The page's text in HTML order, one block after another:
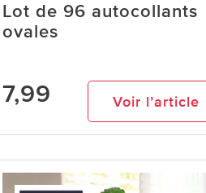
Lot de 96 autocollants
ovales
7,99 Voir l’article